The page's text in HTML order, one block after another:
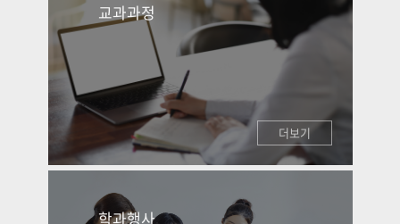
교과과정
더보기
학과행사